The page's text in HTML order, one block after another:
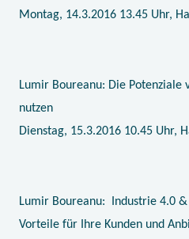
Montag, 14.3.2016 13.45 Uhr,
Lumir Boureanu: Die Potenziale
nutzen
Dienstag, 15.3.2016 10.45 Uhr,
Lumir Boureanu: Industrie 4.0
Vorteile für Ihre Kunden und